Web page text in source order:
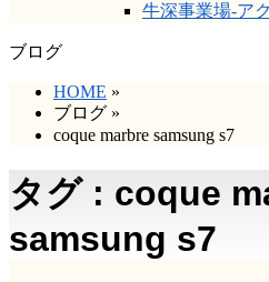
牛深事業場-ア
ブログ
HOME »
ブログ »
coque marbre samsung s7
タグ : coque
samsung s7